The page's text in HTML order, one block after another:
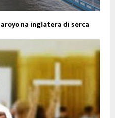
na inglatera di serca